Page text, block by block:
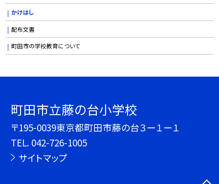
かけはし
配布文書
町田市の学校教育について
町田市立藤の台小学校
〒195-0039東京都町田市藤の台３ー１ー１
TEL. 042-726-1005
サイトマップ